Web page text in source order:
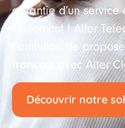
garantie d’un
seulement ! Alter
l’ambition de
français
avec Alter
Découvrir notre